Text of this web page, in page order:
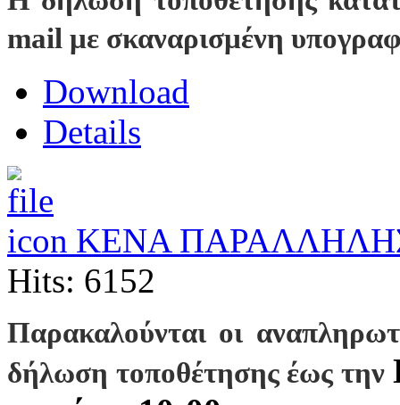
mail με σκαναρισμένη
Download
Details
ΚΕΝΑ
Hits: 6152
Παρακαλούνται οι
δήλωση τοποθέτησης έως την